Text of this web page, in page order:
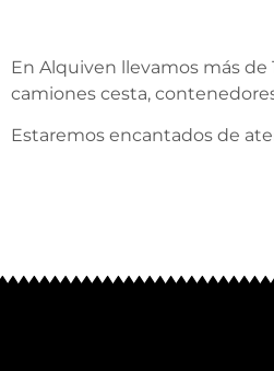
En Alquiven llevamos más de
camiones cesta,
Estaremos encantados de